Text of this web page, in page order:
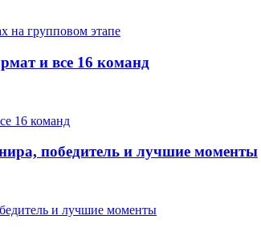
и все 16 команд
победитель и лучшие моменты